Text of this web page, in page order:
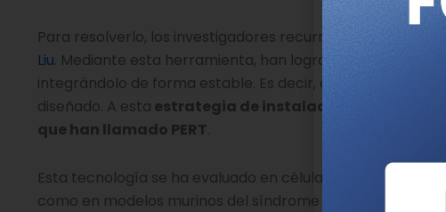
Para resolverlo, los investigadores recurrieron al
Liu. Mediante esta herramienta, han logrado convertir un
integrándolo de forma estable. Es decir, emplearon
diseñado. A esta estrategia de instalación estable de
que han llamado PERT.
Esta tecnología se ha evaluado en células humanas de
como en modelos murinos del síndrome de Hurler. En